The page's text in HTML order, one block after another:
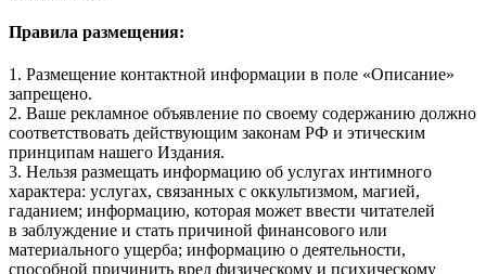
Правила размещения:
1. Размещение контактной информации в поле «Описание»
запрещено.
2. Ваше рекламное объявление по своему содержанию должно
соответствовать действующим законам РФ и этическим
принципам нашего Издания.
3. Нельзя размещать информацию об услугах интимного
характера: услугах, связанных с оккультизмом, магией,
гаданием; информацию, которая может ввести читателей
в заблуждение и стать причиной финансового или
материального ущерба; информацию о деятельности,
способной причинить вред физическому и психическому